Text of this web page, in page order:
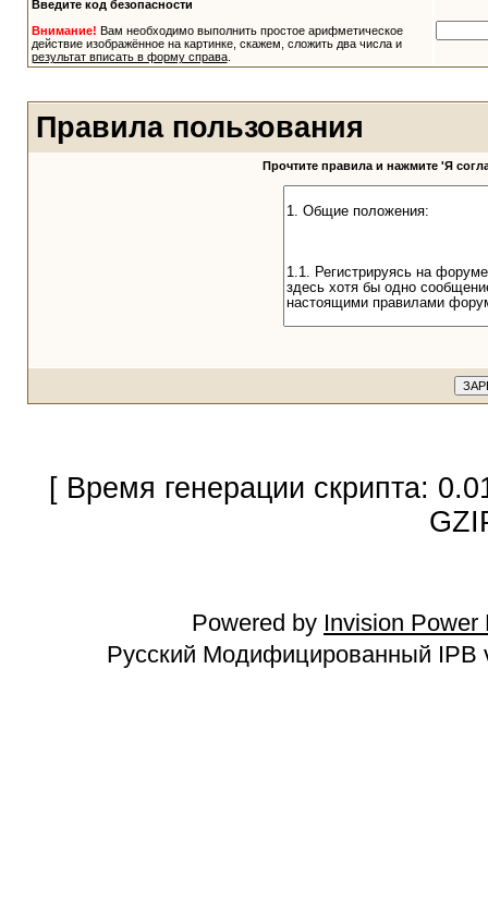
Введите код безопасности
Внимание! Вам необходимо выполнить простое арифметическое
действие изображённое на картинке, скажем, сложить два числа и
результат вписать в форму справа.
Правила пользования
Прочтите правила и нажмите 'Я
[ Время генерации скрипта:
Powered by Invision Power
Русский Модифицированный IPB